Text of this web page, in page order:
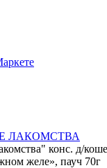
ЛАКОМСТВА
конс. д/
желе», пауч 70г